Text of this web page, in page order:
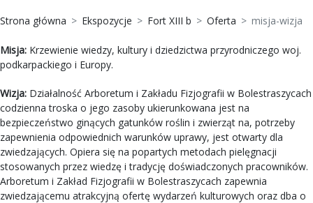
Strona główna Ekspozycje Fort XIII b Oferta misja-wizja
Misja: Krzewienie wiedzy, kultury i dziedzictwa przyrodniczego woj.
podkarpackiego i Europy.
Wizja: Działalność Arboretum i Zakładu Fizjografii w Bolestraszycach
codzienna troska o jego zasoby ukierunkowana jest na
bezpieczeństwo ginących gatunków roślin i zwierząt na, potrzeby
zapewnienia odpowiednich warunków uprawy, jest otwarty dla
zwiedzających. Opiera się na popartych metodach pielęgnacji
stosowanych przez wiedzę i tradycję doświadczonych pracowników.
Arboretum i Zakład Fizjografii w Bolestraszycach zapewnia
zwiedzającemu atrakcyjną ofertę wydarzeń kulturowych oraz dba o